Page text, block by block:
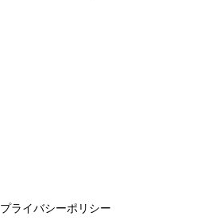
プライバシーポリシー